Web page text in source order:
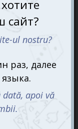
хотят и научить
Правила
4-х лет, каждое
поэтому